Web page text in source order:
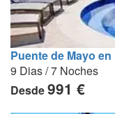
Puente de Mayo
9 Dias / 7 Noches
Desde991 €